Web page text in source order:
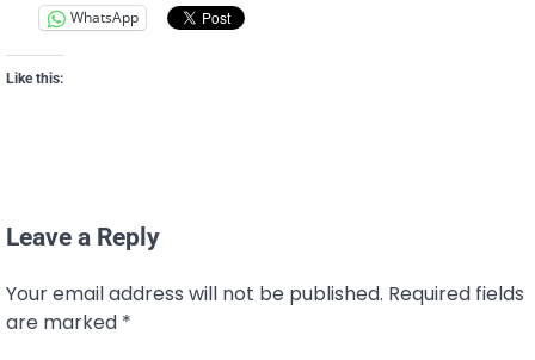
WhatsApp
Like this:
Leave a Reply
Your email address will not be published. Required fields
are marked *